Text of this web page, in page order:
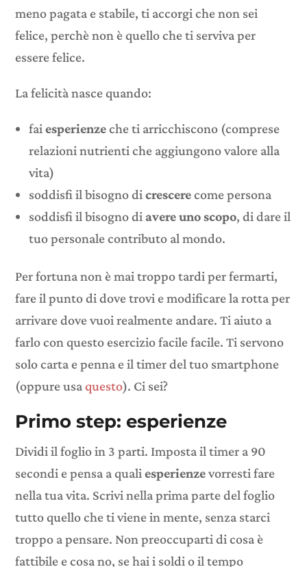
meno pagata e stabile, ti accorgi che non sei
felice, perchè non è quello che ti serviva per
essere felice.
La felicità nasce quando:
faiesperienzeche ti arricchiscono (comprese
relazioni nutrienti che aggiungono valore alla
vita)
soddisfi il bisogno dicrescerecome persona
soddisfi il bisogno diavere uno scopo, di dare il
tuo personale contributo al mondo.
Per fortuna non è mai troppo tardi per fermarti,
fare il punto di dove trovi e modificare la rotta per
arrivare dove vuoi realmente andare. Ti aiuto a
farlo con questo esercizio facile facile. Ti servono
solo carta e penna e il timer del tuo smartphone
(oppure usaquesto). Ci sei?
Primo step: esperienze
Dividi il foglio in 3 parti. Imposta il timer a 90
secondi e pensa a qualiesperienzevorresti fare
nella tua vita. Scrivi nella prima parte del foglio
tutto quello che ti viene in mente, senza starci
troppo a pensare. Non preoccuparti di cosa è
fattibile e cosa no, se hai i soldi o il tempo